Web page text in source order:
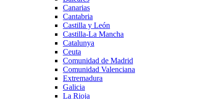
Canarias
Cantabria
Castilla y León
Castilla-La Mancha
Catalunya
Ceuta
Comunidad de Madrid
Comunidad Valenciana
Extremadura
Galicia
La Rioja